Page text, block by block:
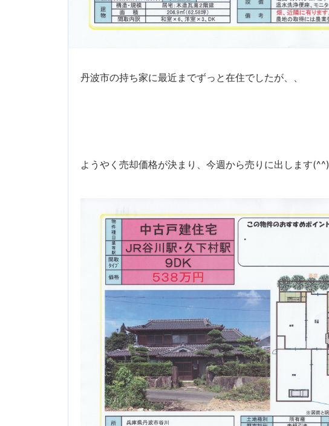
丹波市の持ち家に最近までずっと在住でしたが、、
ようやく売却価格が決まり、今週から売りに出します(^^)